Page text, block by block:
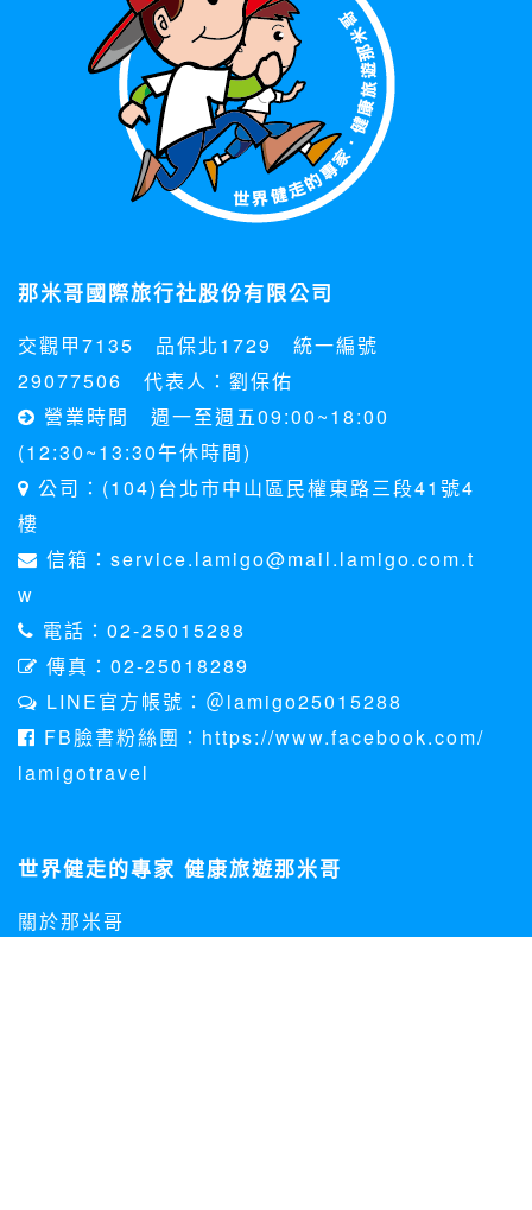
那米哥國際旅行社股份有限公司
交觀甲7135 品保北1729 統一編號
29077506 代表人：劉保佑
營業時間 週一至週五09:00~18:00
(12:30~13:30午休時間)
公司：(104)台北市中山區民權東路三段41號4
樓
信箱：service.lamigo@mail.lamigo.com.t
w
電話：02-25015288
傳真：02-25018289
LINE官方帳號：＠lamigo25015288
FB臉書粉絲團：https://www.facebook.com/
lamigotravel
世界健走的專家 健康旅遊那米哥
關於那米哥